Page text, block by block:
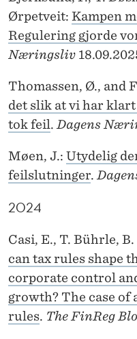
Ørpetveit: Kampen
Regulering gjorde
Næringsliv
Thomassen, Ø., and
det slik at vi har klart
tok feil. Dagens
Møen, J.: Utydelig
feilslutninger.
2024
Casi, E., T. Bührle,
can tax rules shape
corporate control
growth? The case
rules. The FinReg